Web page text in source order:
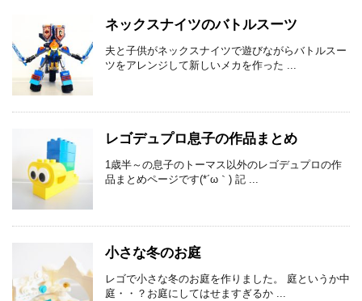
ネックスナイツのバトルスーツ
夫と子供がネックスナイツで遊びながらバトルスー
ツをアレンジして新しいメカを作った ...
レゴデュプロ息子の作品まとめ
1歳半～の息子のトーマス以外のレゴデュプロの作
品まとめページです(*´ω｀) 記 ...
小さな冬のお庭
レゴで小さな冬のお庭を作りました。 庭というか中
庭・・？お庭にしてはせますぎるか ...